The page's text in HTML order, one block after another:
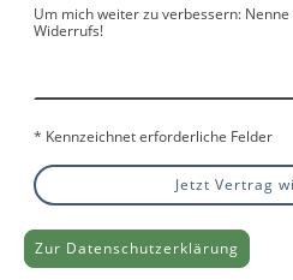
Um mich weiter zu verbessern:
Widerrufs!
* Kennzeichnet erforderliche Felder
Jetzt Vertrag
Zur Datenschutzerklärung